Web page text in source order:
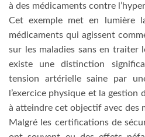
à des médicaments contre
Cet exemple met en lumière
médicaments qui agissent
sur les maladies sans en traiter
existe une distinction
tension artérielle saine par
l’exercice physique et la
à atteindre cet objectif avec des
Malgré les certifications de